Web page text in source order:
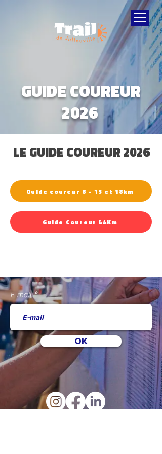
GUIDE COUREUR
2026
LE GUIDE COUREUR 2026
Guide coureur 8 - 13 et 18km
Guide Coureur 44Km
E-mail
OK